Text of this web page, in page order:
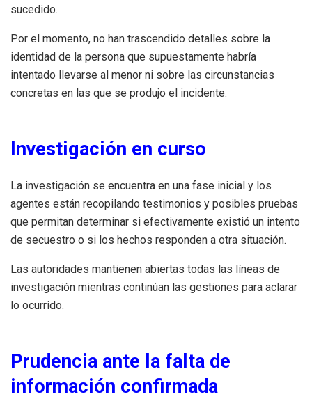
sucedido.
Por el momento, no han trascendido detalles sobre la
identidad de la persona que supuestamente habría
intentado llevarse al menor ni sobre las circunstancias
concretas en las que se produjo el incidente.
Investigación en curso
La investigación se encuentra en una fase inicial y los
agentes están recopilando testimonios y posibles pruebas
que permitan determinar si efectivamente existió un intento
de secuestro o si los hechos responden a otra situación.
Las autoridades mantienen abiertas todas las líneas de
investigación mientras continúan las gestiones para aclarar
lo ocurrido.
Prudencia ante la falta de
información confirmada